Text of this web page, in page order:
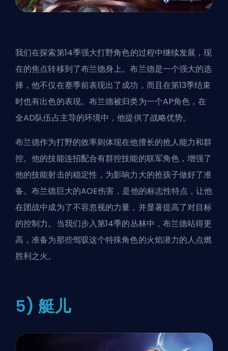
我们在探索第14季强大打野角色的过程中继续发展，现
在的焦点转移到了布兰德身上。布兰德是一个强大的选
择，他不仅在赛季前表现出了成功，而且在第13季结束
时也有出色的表现。布兰德被归类为一个AP角色，在
全AD队伍占主导的环境中，他提供了战略优势。
布兰德作为打野的效率则体现在他擅长的抢人能力和群
控。他的技能连招配合有群控技能的联军角色，增强了
他的技能射击的稳定性，为影响力大的抢孩子做好了准
备。布兰德巨大的AOE伤害，是他的标志性特点，让他
在团战中成为了不容忽视的力量，并显著提高了对目标
的控制力。当我们步入第14季的丛林中，布兰德站得更
高，准备为那些驾驭这个特殊角色的火焰潜力的人点燃
胜利之火。
5) 艇儿